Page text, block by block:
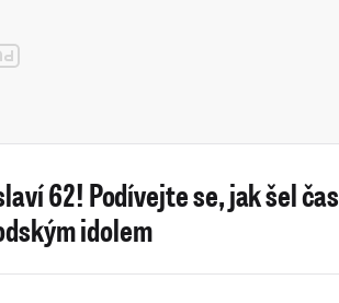
62! Podívejte se, jak šel čas
idolem